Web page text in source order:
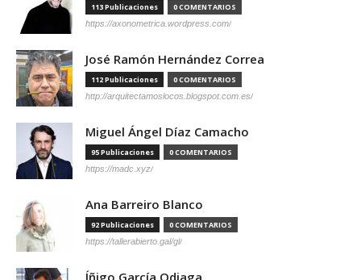
113 Publicaciones 0 COMENTARIOS
https://axonometrica.wordpress.com/
José Ramón Hernández Correa
112 Publicaciones 0 COMENTARIOS
http://arquitectamoslocos.blogspot.com.es/
Miguel Ángel Díaz Camacho
95 Publicaciones 0 COMENTARIOS
https://madc.xyz/
Ana Barreiro Blanco
92 Publicaciones 0 COMENTARIOS
https://tallerabierto.gal/gl/
Íñigo García Odiaga